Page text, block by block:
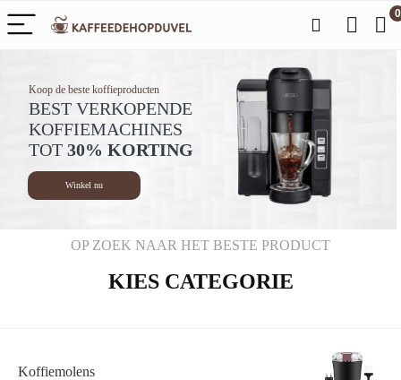
0
BEST VERKOPENDE
KOFFIEMACHINES
TOT 30% KORTING
Koop de beste koffieproducten
Winkel nu
OP ZOEK NAAR HET BESTE PRODUCT
KIES CATEGORIE
Koffiemolens